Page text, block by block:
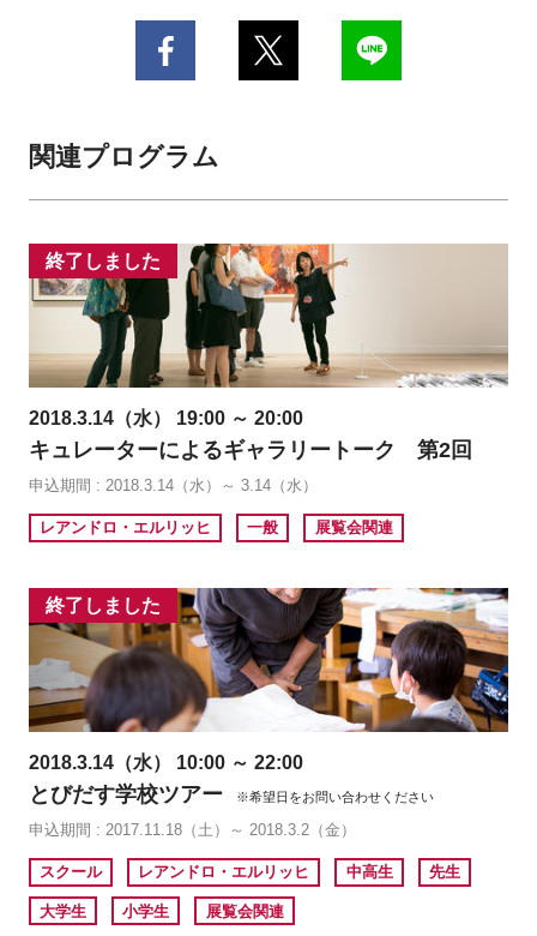
関連プログラム
終了しました
2018.3.14（水） 19:00 ～ 20:00
キュレーターによるギャラリートーク 第2回
申込期間 : 2018.3.14（水）～ 3.14（水）
レアンドロ・エルリッヒ 一般 展覧会関連
終了しました
2018.3.14（水） 10:00 ～ 22:00
とびだす学校ツアー※希望日をお問い合わせください
申込期間 : 2017.11.18（土）～ 2018.3.2（金）
スクール レアンドロ・エルリッヒ 中高生 先生
大学生 小学生 展覧会関連